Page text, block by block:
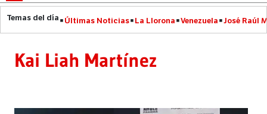
Últimas Noticias La Llorona Venezuela José Raúl
Kai Liah Martínez